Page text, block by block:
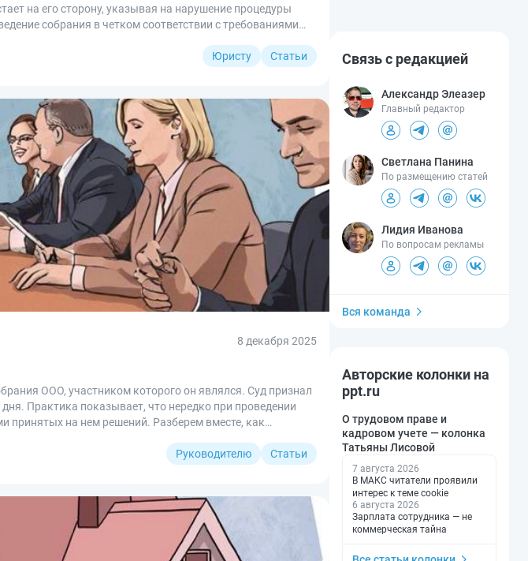
на его сторону, указывая на нарушение процедуры
собрания в четком соответствии с требованиями
Юристу
Статьи
8 декабря 2025
ООО, участником которого он являлся. Суд признал
Практика показывает, что нередко при проведении
принятых на нем решений. Разберем вместе, как
Руководителю
Статьи
Связь с редакцией
Александр Элеазер
Главный редактор
Светлана Панина
По размещению статей
Лидия Иванова
По вопросам рекламы
Вся команда
Авторские колонки на
ppt.ru
О трудовом праве и
кадровом учете — колонка
Татьяны Лисовой
7 августа 2026
В МАКС читатели проявили
интерес к теме cookie
6 августа 2026
Зарплата сотрудника — не
коммерческая тайна